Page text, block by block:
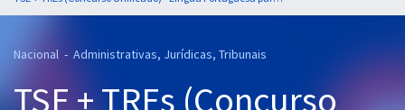
Cursos 20% OFF
Nacional - Administrativas, Jurídicas, Tribunais
TSE + TREs (Concurso